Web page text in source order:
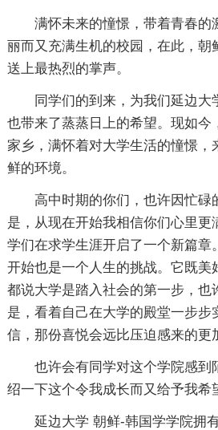
满怀未来的憧憬，带着青春的
丽而又充满生机的校园，在此，朝
送上最热烈的掌声。
同学们的到来，为我们延边大
也带来了蒸蒸日上的希望。现如今
家乡，满怀着对大学生活的憧憬，
鲜的环境。
高中时期的你们，也许因忙碌
是，从现在开始我相信你们心里更
学们在求学生涯开启了一个新篇章
开始也是一个人生的挑战。它既美
都说大学是踏入社会的第一步，也
是，看着自己在大学的殿堂一步步
信，那份喜悦会远比压迫感来的更
也许会有同学对这个学院感到
绍一下这个令我成长而又给予我希
延边大学 朝鲜-韩国学学院拥